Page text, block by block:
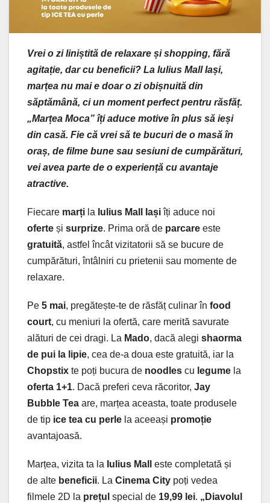
Vrei o zi liniștită de relaxare și shopping, fără
agitație, dar cu beneficii? La Iulius Mall Iași,
marțea nu mai e doar o zi obișnuită din
săptămână, ci un moment perfect pentru răsfăț.
„Marțea Moca” îți aduce motive în plus să ieși
din casă. Fie că vrei să te bucuri de o masă în
oraș, de filme bune sau sesiuni de cumpărături,
vei avea parte de o experiență cu avantaje
atractive.
Fiecare marți la Iulius Mall Iașiîți aduce noi
oferte și surprize. Prima oră de parcare este
gratuită, astfel încât vizitatorii să se bucure de
cumpărături, întâlniri cu prietenii sau momente de
relaxare.
Pe 5 mai, pregătește-te de răsfăț culinar în food
court, cu meniuri la ofertă, care merită savurate
alături de cei dragi. La Mado, dacă alegi shaorma
de pui la lipie, cea de-a doua este gratuită, iar la
Chopstix te poți bucura de noodles cu legume la
oferta 1+1. Dacă preferi ceva răcoritor, Jay
Bubble Tea are, marțea aceasta, toate produsele
de tip ice tea cu perle la aceeași promoție
avantajoasă.
Marțea, vizita ta la Iulius Mall
este completată și
de alte beneficii. La Cinema City poți vedea
filmele 2D la prețul special de 19,99 lei. „Diavolul